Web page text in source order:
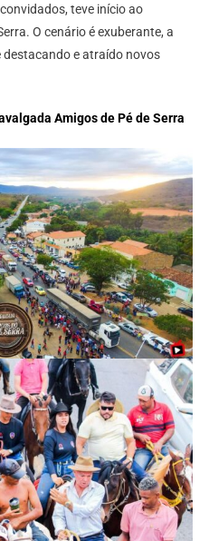
teve início ao
O cenário é exuberante, a
destacando e atraído novos
Amigos de Pé de Serra